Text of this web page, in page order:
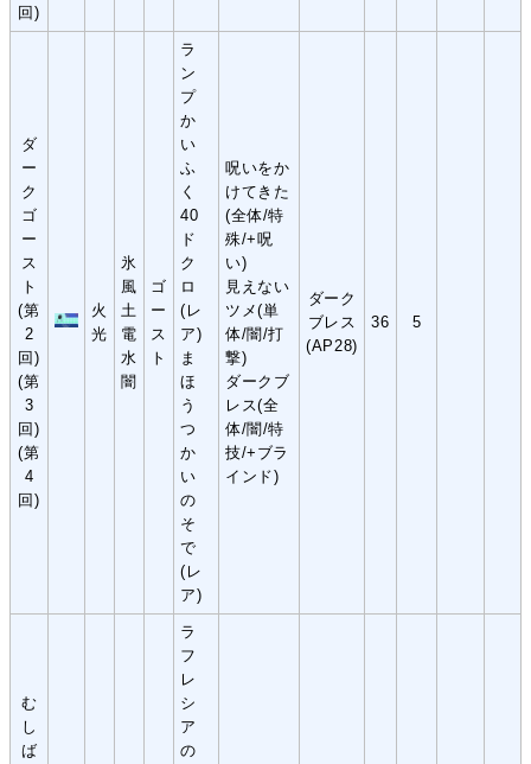
回)
ダ
ー
ク
ゴ
ー
ス
ト
(第
2
回)
(第
3
回)
(第
4
回)
火
光
氷
風
土
電
水
闇
ゴ
ー
ス
ト
ラ
ン
プ
か
い
ふ
く
40
ド
ク
ロ
(レ
ア)
ま
ほ
う
つ
か
い
の
そ
で
(レ
ア)
呪いをか
けてきた
(全体/特
殊/+呪
い)
見えない
ツメ(単
体/闇/打
撃)
ダークブ
レス(全
体/闇/特
技/+ブラ
インド)
ダーク
ブレス
(AP28)
36 5
む
し
ば
ラ
フ
レ
シ
ア
の